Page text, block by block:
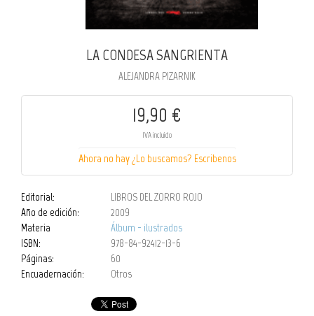
LA CONDESA SANGRIENTA
ALEJANDRA PIZARNIK
19,90 €
IVA incluido
Ahora no hay ¿Lo buscamos? Escribenos
Editorial:
LIBROS DEL ZORRO ROJO
Año de edición:
2009
Materia
Álbum - ilustrados
ISBN:
978-84-92412-13-6
Páginas:
60
Encuadernación:
Otros